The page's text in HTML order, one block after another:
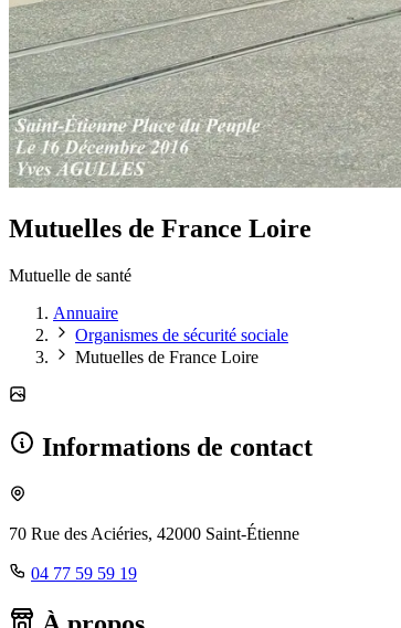
Mutuelles de France Loire
Mutuelle de santé
Annuaire
Organismes de sécurité sociale
Mutuelles de France Loire
Informations de contact
70 Rue des Aciéries, 42000 Saint-Étienne
04 77 59 59 19